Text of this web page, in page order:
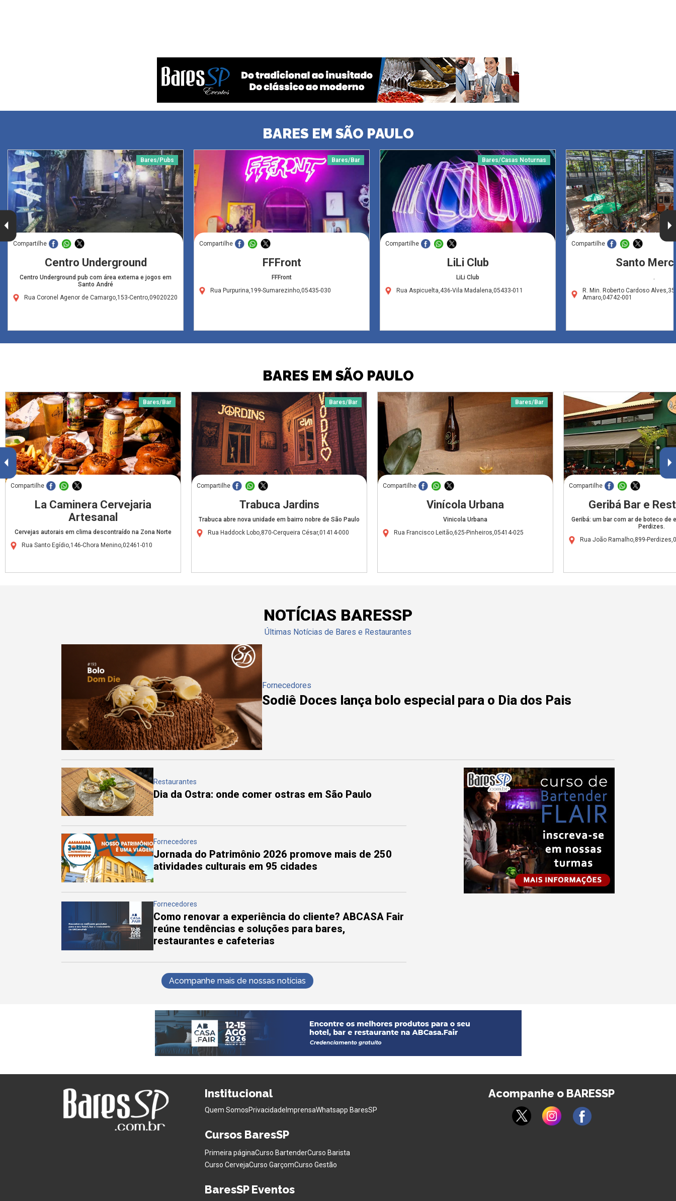
BARES EM SÃO PAULO
Bares/Pubs
Compartilhe
Centro Underground
Centro Underground pub com área externa e jogos em
Santo André
Rua Coronel Agenor de Camargo,153-Centro,09020220
Bares/Bar
Compartilhe
FFFront
FFFront
Rua Purpurina,199-Sumarezinho,05435-030
Bares/Casas Noturnas
Compartilhe
LiLi Club
LiLi Club
Rua Aspicuelta,436-Vila Madalena,05433-011
Compartilhe
Santo
.
R. Min. Roberto Cardoso
Amaro,04742-001
BARES EM SÃO PAULO
Bares/Bar
Compartilhe
La Caminera Cervejaria
Artesanal
Cervejas autorais em clima descontraído na Zona Norte
Rua Santo Egídio,146-Chora Menino,02461-010
Bares/Bar
Compartilhe
Trabuca Jardins
Trabuca abre nova unidade em bairro nobre de São Paulo
Rua Haddock Lobo,870-Cerqueira César,01414-000
Bares/Bar
Compartilhe
Vinícola Urbana
Vinicola Urbana
Rua Francisco Leitão,625-Pinheiros,05414-025
Compartilhe
Geribá Bar e
Geribá: um bar com ar de boteco de
Perdizes.
Rua João Ramalho,899-
NOTÍCIAS BARESSP
Últimas Notícias de Bares e Restaurantes
Fornecedores
Sodiê Doces lança bolo especial para o Dia dos Pais
Restaurantes
Dia da Ostra: onde comer ostras em São Paulo
Fornecedores
Jornada do Patrimônio 2026 promove mais de 250
atividades culturais em 95 cidades
Fornecedores
Como renovar a experiência do cliente? ABCASA Fair
reúne tendências e soluções para bares,
restaurantes e cafeterias
Acompanhe mais de nossas notícias
Institucional
Quem SomosPrivacidadeImprensaWhatsapp BaresSP
Cursos BaresSP
Primeira páginaCurso BartenderCurso Barista
Curso CervejaCurso GarçomCurso Gestão
BaresSP Eventos
Acompanhe o BARESSP